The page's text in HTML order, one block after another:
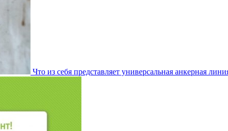
Что из себя представляет универсальная анкерная